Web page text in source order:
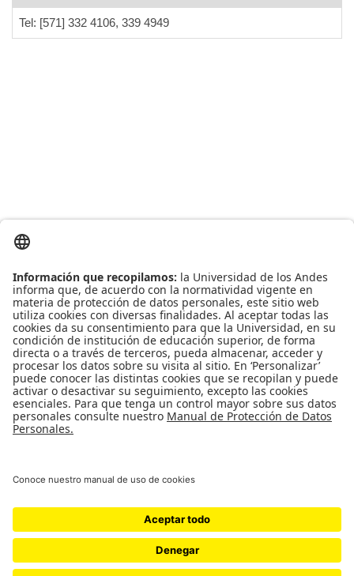
Tel: [571] 332 4106, 339 4949
Ed. Mario Laserna Cra 1 Este No 19A - 40 Bogotá (Colombia) | Tel: [571]
332 4106, 339 4949 Ext. 1839
Universidad de Los Andes, Facultad de Ingeniería
Maestría en Ingeniería Biomédica SNIES: 102021 | Registro Calificado:
Resolución 12897 del 10 de octubre de 2012 por 7 años | 4 semestres |
11173 del 20 de diciembre de 2010 por 7 años
Universidad de los Andes | Vigilada Mineducación Reconocimiento como
Universidad: Decreto 1297 del 30 de mayo de 1964. Reconocimiento
personería jurídica: Resolución 28 del 23 de febrero de 1949 Minjusticia.